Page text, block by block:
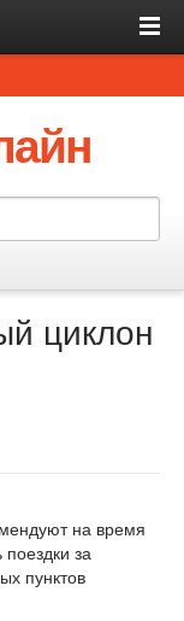
циклон
на время
за
пунктов